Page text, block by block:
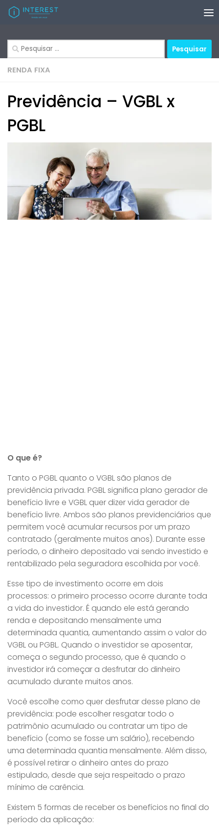
Skip to content
por:
RENDA FIXA
Previdência – VGBL x
PGBL
O que é?
Tanto o PGBL quanto o VGBL são planos de
previdência privada. PGBL significa plano gerador de
benefício livre e VGBL quer dizer vida gerador de
benefício livre. Ambos são planos previdenciários que
permitem você acumular recursos por um prazo
contratado (geralmente muitos anos). Durante esse
período, o dinheiro depositado vai sendo investido e
rentabilizado pela seguradora escolhida por você.
Esse tipo de investimento ocorre em dois
processos: o primeiro processo ocorre durante toda
a vida do investidor. É quando ele está gerando
renda e depositando mensalmente uma
determinada quantia, aumentando assim o valor do
VGBL ou PGBL. Quando o investidor se aposentar,
começa o segundo processo, que é quando o
investidor irá começar a desfrutar do dinheiro
acumulado durante muitos anos.
Você escolhe como quer desfrutar desse plano de
previdência: pode escolher resgatar todo o
patrimônio acumulado ou contratar um tipo de
benefício (como se fosse um salário), recebendo
uma determinada quantia mensalmente. Além disso,
é possível retirar o dinheiro antes do prazo
estipulado, desde que seja respeitado o prazo
mínimo de carência.
Existem 5 formas de receber os benefícios no final do
período da aplicação: